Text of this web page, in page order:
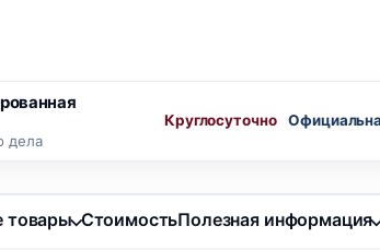
дела
Круглосуточно
товары СтоимостьПолезная информация